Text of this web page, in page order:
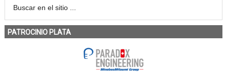
PATROCINIO PLATA